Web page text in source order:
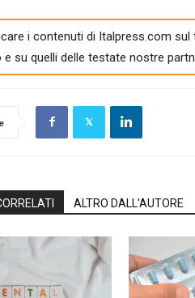
i contenuti di Italpress.com
su quelli delle testate nostre
ALTRO DALL'AUTORE